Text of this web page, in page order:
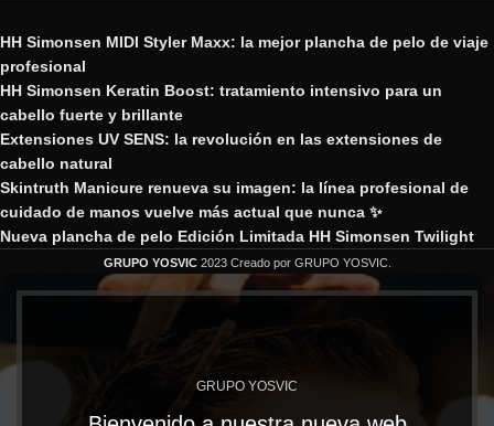
HH Simonsen MIDI Styler Maxx: la mejor plancha de pelo de viaje
profesional
HH Simonsen Keratin Boost: tratamiento intensivo para un
cabello fuerte y brillante
Extensiones UV SENS: la revolución en las extensiones de
cabello natural
Skintruth Manicure renueva su imagen: la línea profesional de
cuidado de manos vuelve más actual que nunca ✨
Nueva plancha de pelo Edición Limitada HH Simonsen Twilight
GRUPO YOSVIC 2023 Creado por GRUPO YOSVIC.
GRUPO YOSVIC